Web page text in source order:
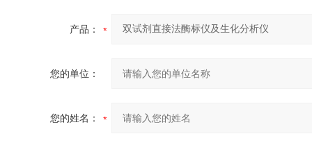
产品：
您的单位：
您的姓名：